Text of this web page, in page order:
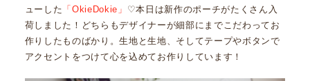
ューした 「OkieDokie」 ♡本日は新作のポーチがたくさん入
荷しました！どちらもデザイナーが細部にまでこだわってお
作りしたものばかり。生地と生地、そしてテープやボタンで
アクセントをつけて心を込めてお作りしています！